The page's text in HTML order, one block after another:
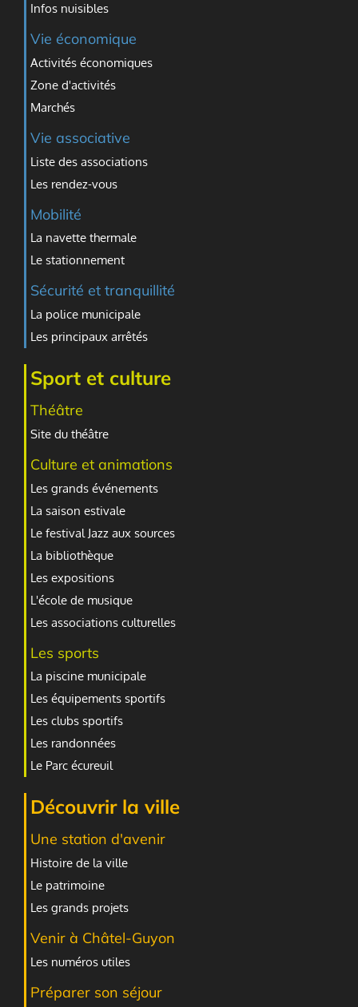
Infos nuisibles
Vie économique
Activités économiques
Zone d'activités
Marchés
Vie associative
Liste des associations
Les rendez-vous
Mobilité
La navette thermale
Le stationnement
Sécurité et tranquillité
La police municipale
Les principaux arrêtés
Sport et culture
Théâtre
Site du théâtre
Culture et animations
Les grands événements
La saison estivale
Le festival Jazz aux sources
La bibliothèque
Les expositions
L'école de musique
Les associations culturelles
Les sports
La piscine municipale
Les équipements sportifs
Les clubs sportifs
Les randonnées
Le Parc écureuil
Découvrir la ville
Une station d'avenir
Histoire de la ville
Le patrimoine
Les grands projets
Venir à Châtel-Guyon
Les numéros utiles
Préparer son séjour